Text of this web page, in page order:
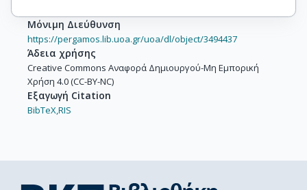
Μόνιμη Διεύθυνση
https://pergamos.lib.uoa.gr/uoa/dl/object/3494437
Άδεια χρήσης
Creative Commons Αναφορά Δημιουργού-Μη Εμπορική
Χρήση 4.0 (CC-BY-NC)
Εξαγωγή Citation
BibTeX,RIS